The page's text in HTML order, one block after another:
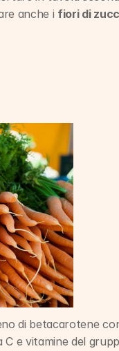
anche i fiori di
di betacarotene
e vitamine del